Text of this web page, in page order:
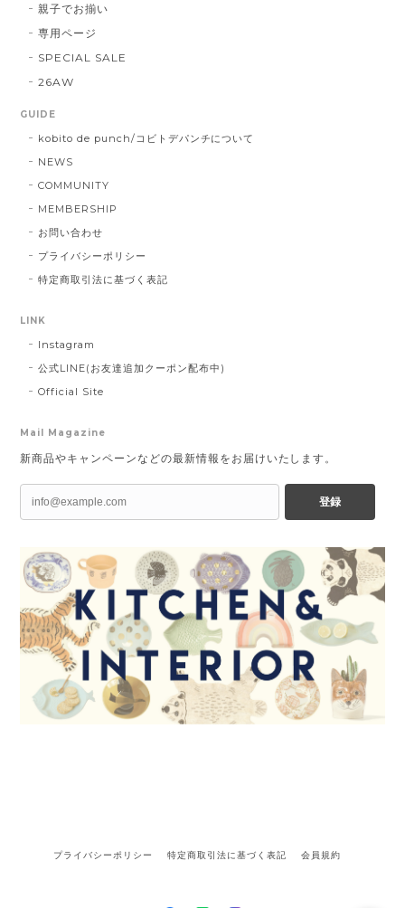
親子でお揃い
専用ページ
SPECIAL SALE
26AW
GUIDE
kobito de punch/コビトデパンチについて
NEWS
COMMUNITY
MEMBERSHIP
お問い合わせ
プライバシーポリシー
特定商取引法に基づく表記
LINK
Instagram
公式LINE(お友達追加クーポン配布中)
Official Site
Mail Magazine
新商品やキャンペーンなどの最新情報をお届けいたします。
登録
プライバシーポリシー 特定商取引法に基づく表記 会員規約